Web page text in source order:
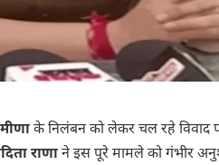
के निलंबन को लेकर चल रहे विवाद
राणाने इस पूरे मामले को गंभीर